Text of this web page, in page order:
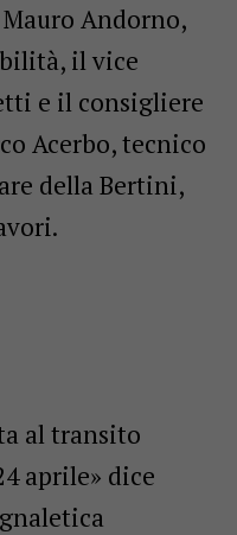
Andorno,
il vice
e il consigliere
Acerbo, tecnico
della Bertini,
al transito
aprile» dice